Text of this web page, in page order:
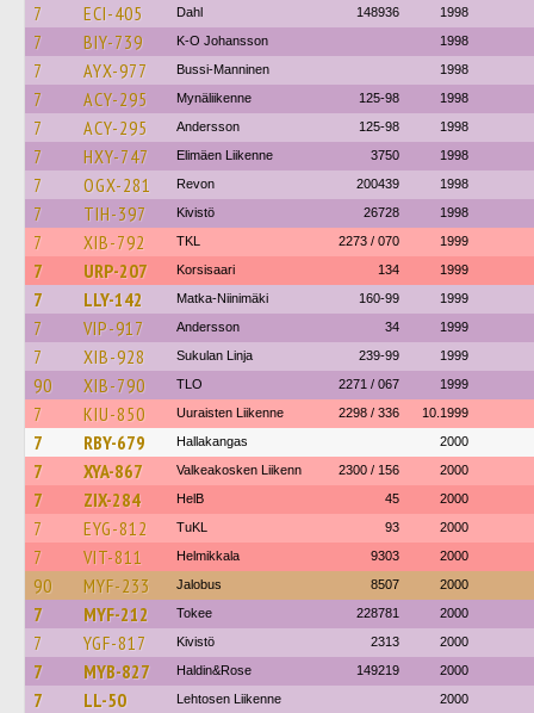
7 ECI-405 Dahl 148936 1998
7 BIY-739 K-O Johansson 1998
7 AYX-977 Bussi-Manninen 1998
7 ACY-295 Mynäliikenne 125-98 1998
7 ACY-295 Andersson 125-98 1998
7 HXY-747 Elimäen Liikenne 3750 1998
7 OGX-281 Revon 200439 1998
7 TIH-397 Kivistö 26728 1998
7 XIB-792 TKL 2273 / 070 1999
7 URP-207 Korsisaari 134 1999
7 LLY-142 Matka-Niinimäki 160-99 1999
7 VIP-917 Andersson 34 1999
7 XIB-928 Sukulan Linja 239-99 1999
90 XIB-790 TLO 2271 / 067 1999
7 KIU-850 Uuraisten Liikenne 2298 / 336 10.1999
7 RBY-679 Hallakangas 2000
7 XYA-867 Valkeakosken Liikenn 2300 / 156 2000
7 ZIX-284 HelB 45 2000
7 EYG-812 TuKL 93 2000
7 VIT-811 Helmikkala 9303 2000
90 MYF-233 Jalobus 8507 2000
7 MYF-212 Tokee 228781 2000
7 YGF-817 Kivistö 2313 2000
7 MYB-827 Haldin&Rose 149219 2000
7 LL-50 Lehtosen Liikenne 2000